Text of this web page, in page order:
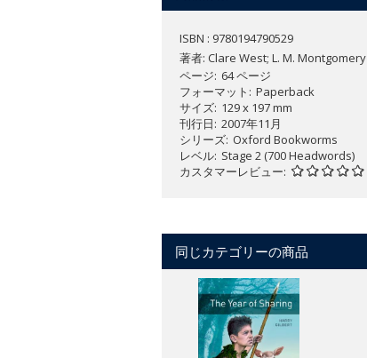
ISBN : 9780194790529
著者: Clare West; L. M. Montgomery
ページ 64 ページ
フォーマット
Paperback
サイズ 129 x 197 mm
刊行日 2007年11月
シリーズ Oxford Bookworms
レベル Stage 2 (700 Headwords)
カスタマーレビュー
同じカテゴリーの商品